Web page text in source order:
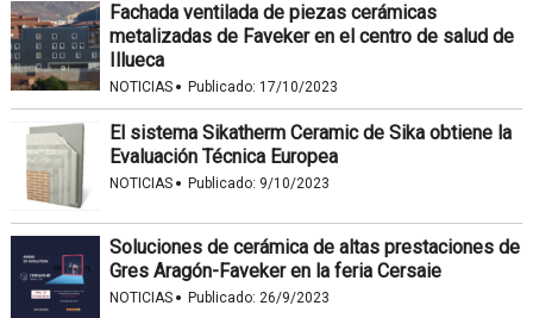
Fachada ventilada de piezas cerámicas
metalizadas de Faveker en el centro de salud de
Illueca
NOTICIAS · Publicado: 17/10/2023
El sistema Sikatherm Ceramic de Sika obtiene la
Evaluación Técnica Europea
NOTICIAS · Publicado: 9/10/2023
Soluciones de cerámica de altas prestaciones de
Gres Aragón-Faveker en la feria Cersaie
NOTICIAS · Publicado: 26/9/2023